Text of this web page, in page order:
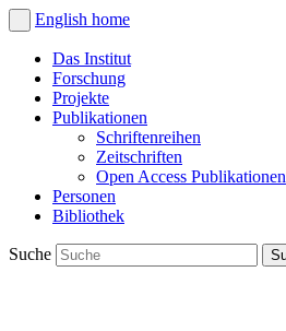
English home
Das Institut
Forschung
Projekte
Publikationen
Schriftenreihen
Zeitschriften
Open Access Publikationen
Personen
Bibliothek
Suche